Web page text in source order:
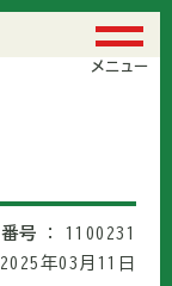
メニュー
号
1100231
2025年03月11日